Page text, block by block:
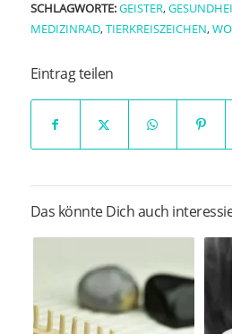
SCHLAGWORTE: GEISTER,
MEDIZINRAD,TIERKREISZEICHEN,
Eintrag teilen
Das könnte Dich auch